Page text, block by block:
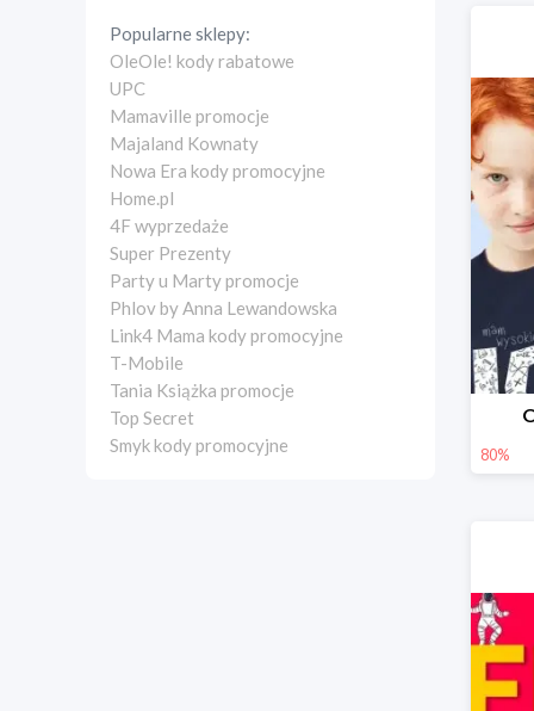
Popularne sklepy:
OleOle! kody rabatowe
UPC
Mamaville promocje
Majaland Kownaty
Nowa Era kody promocyjne
Home.pl
4F wyprzedaże
Super Prezenty
Party u Marty promocje
Phlov by Anna Lewandowska
Link4 Mama kody promocyjne
T-Mobile
Tania Książka promocje
Top Secret
Smyk kody promocyjne
80%